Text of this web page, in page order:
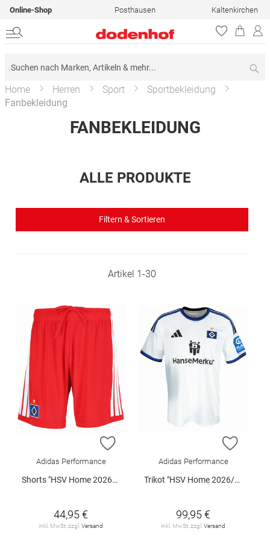
Online-Shop Posthausen Kaltenkirchen
Home Herren Sport
Sportbekleidung
Fanbekleidung
FANBEKLEIDUNG
ALLE PRODUKTE
Filtern & Sortieren
Artikel 1-30
ZUR WUNSCHLISTE HINZUFÜGEN
Adidas Performance
Shorts "HSV Home 2026/2027"
44,95 €
inkl. MwSt. zzgl. Versand
ZUR
Adidas Performance
Trikot "HSV Home 2026/2027"
99,95 €
inkl. MwSt. zzgl. Versand